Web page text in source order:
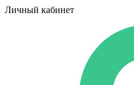
Личный кабинет